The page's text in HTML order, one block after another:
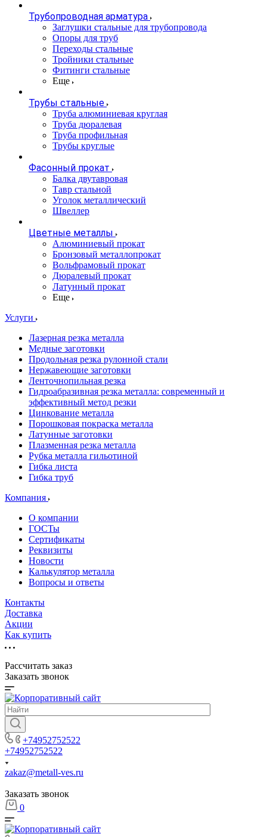
Трубопроводная арматура
Заглушки стальные для трубопровода
Опоры для труб
Переходы стальные
Тройники стальные
Фитинги стальные
Еще
Трубы стальные
Труба алюминиевая круглая
Труба дюралевая
Труба профильная
Трубы круглые
Фасонный прокат
Балка двутавровая
Тавр стальной
Уголок металлический
Швеллер
Цветные металлы
Алюминиевый прокат
Бронзовый металлопрокат
Вольфрамовый прокат
Дюралевый прокат
Латунный прокат
Еще
Услуги
Лазерная резка металла
Медные заготовки
Продольная резка рулонной стали
Нержавеющие заготовки
Ленточнопильная резка
Гидроабразивная резка металла: современный и
эффективный метод резки
Цинкование металла
Порошковая покраска металла
Латунные заготовки
Плазменная резка металла
Рубка металла гильотиной
Гибка листа
Гибка труб
Компания
О компании
ГОСТы
Сертификаты
Реквизиты
Новости
Калькулятор металла
Вопросы и ответы
Контакты
Доставка
Акции
Как купить
Рассчитать заказ
Заказать звонок
+74952752522
+74952752522
zakaz@metall-ves.ru
Заказать звонок
0